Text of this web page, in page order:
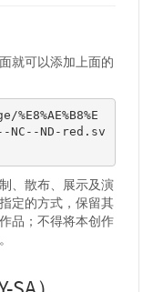
就可以添加上面的
NC--ND-red.sv
、散布、展示及演
定的方式，保留其
品；不得将本创作